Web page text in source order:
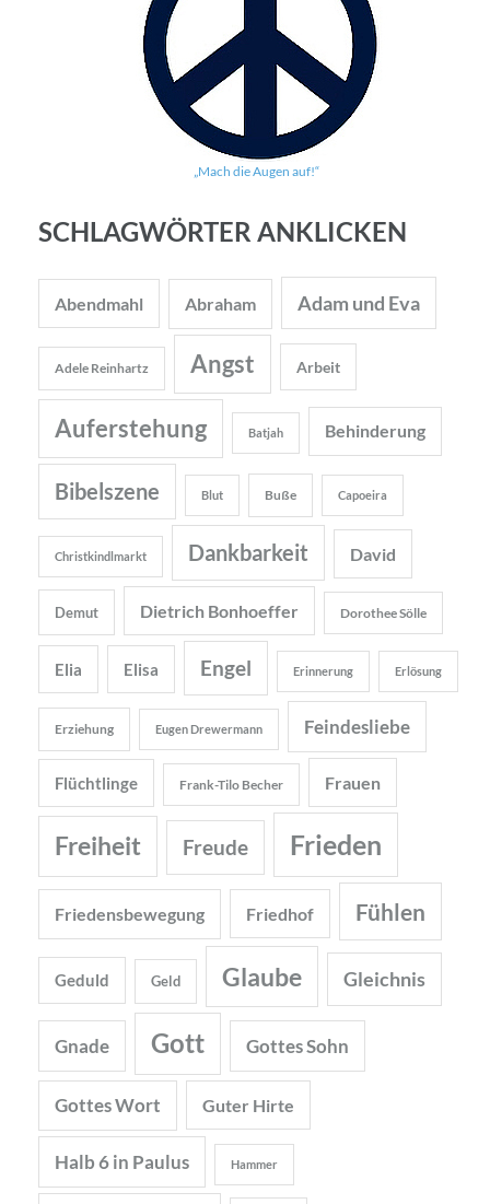
„Mach die Augen auf!“
SCHLAGWÖRTER ANKLICKEN
Abendmahl Abraham Adam und Eva
Adele Reinhartz Angst Arbeit
Auferstehung Batjah Behinderung
Bibelszene Blut Buße Capoeira
Christkindlmarkt Dankbarkeit David
Demut Dietrich Bonhoeffer Dorothee Sölle
Elia Elisa Engel Erinnerung Erlösung
Erziehung Eugen Drewermann Feindesliebe
Flüchtlinge Frank-Tilo Becher Frauen
Freiheit Freude Frieden
Friedensbewegung Friedhof Fühlen
Geduld Geld Glaube Gleichnis
Gnade Gott Gottes Sohn
Gottes Wort Guter Hirte
Halb 6 in Paulus Hammer